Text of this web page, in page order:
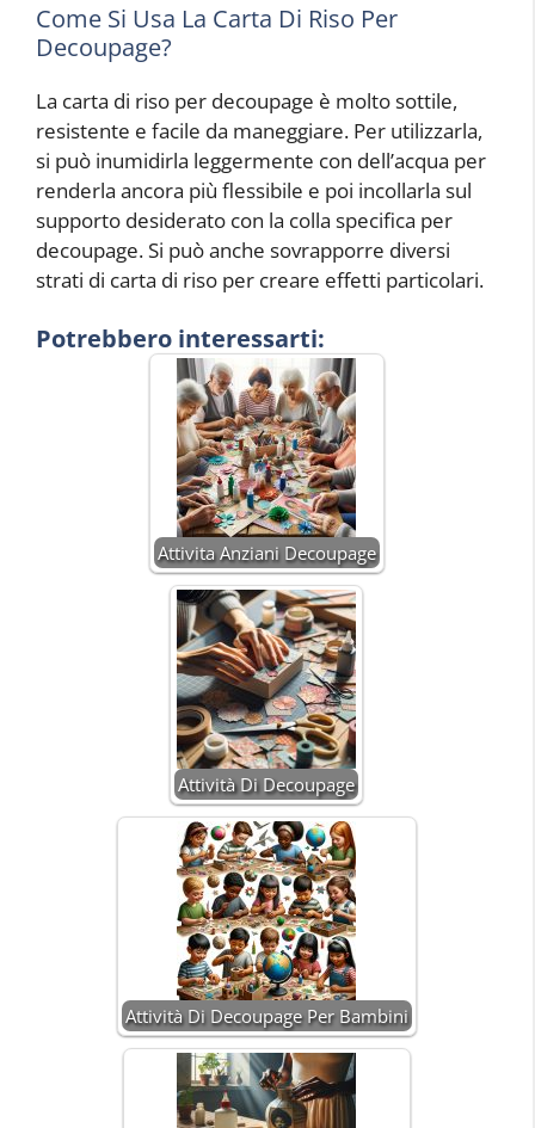
Come Si Usa La Carta Di Riso Per
Decoupage?
La carta di riso per decoupage è molto sottile,
resistente e facile da maneggiare. Per utilizzarla,
si può inumidirla leggermente con dell’acqua per
renderla ancora più flessibile e poi incollarla sul
supporto desiderato con la colla specifica per
decoupage. Si può anche sovrapporre diversi
strati di carta di riso per creare effetti particolari.
Potrebbero interessarti:
Attivita Anziani Decoupage
Attività Di Decoupage
Attività Di Decoupage Per Bambini